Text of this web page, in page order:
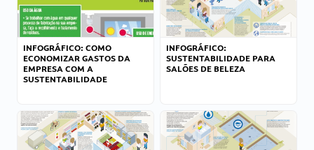
INFOGRÁFICO: COMO
ECONOMIZAR GASTOS DA
EMPRESA COM A
SUSTENTABILIDADE
INFOGRÁFICO:
SUSTENTABILIDADE PARA
SALÕES DE BELEZA